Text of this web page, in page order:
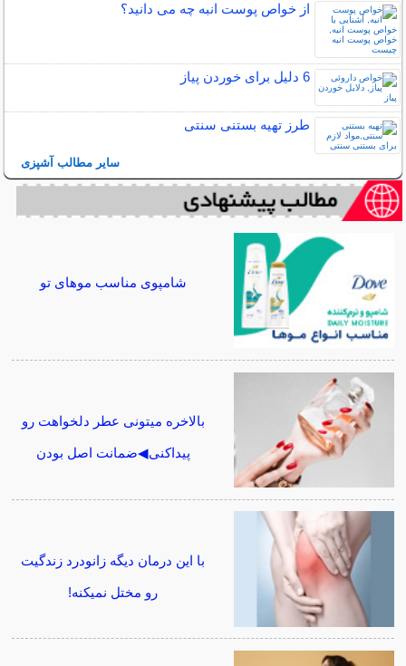
از خواص پوست انبه چه می دانید؟
6 دلیل برای خوردن پیاز
طرز تهیه بستنی سنتی
سایر مطالب آشپزی
شامپوی مناسب موهای تو
بالاخره میتونی عطر دلخواهت رو
پیداکنی◀ضمانت اصل بودن
با این درمان دیگه زانودرد زندگیت
رو مختل نمیکنه!